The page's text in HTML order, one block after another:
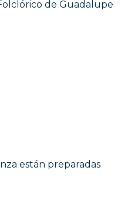
de Guadalupe
están preparadas